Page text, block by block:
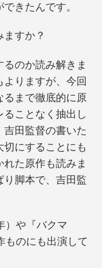
きたんです。
すか？
のか読み解きま
りますが、今回
るまで徹底的に原
ことなく抽出し
田監督の書いた
にすることにも
た原作も読みま
り脚本で、吉田監
や『バクマ
ものにも出演して